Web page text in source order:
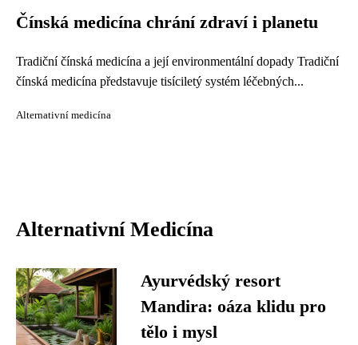
Čínská medicína chrání zdraví i planetu
Tradiční čínská medicína a její environmentální dopady Tradiční
čínská medicína představuje tisíciletý systém léčebných...
Alternativní medicína
Alternativní Medicína
Ayurvédský resort
Mandira: oáza klidu pro
tělo i mysl